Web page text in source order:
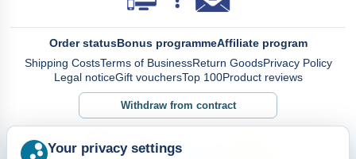
Order statusBonus programmeAffiliate program
Shipping CostsTerms of BusinessReturn GoodsPrivacy Policy
Legal noticeGift vouchersTop 100Product reviews
Withdraw from contract
Your privacy settings